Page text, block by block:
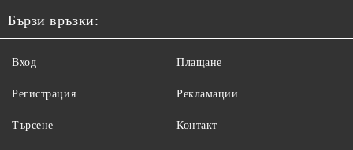
Бързи връзки:
Вход
Регистрация
Търсене
Плащане
Рекламации
Контакт